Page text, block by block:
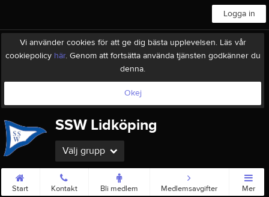
Logga in
Vi använder cookies för att ge dig bästa upplevelsen. Läs vår
cookiepolicy här. Genom att fortsätta använda tjänsten godkänner du
denna.
Okej
SSW Lidköping
Välj grupp
Start Kontakt Bli medlem Medlemsavgifter Mer